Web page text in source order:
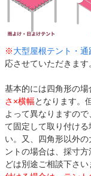
※大型屋根テント・
応させていただきます
基本的には四角形の
さ×横幅となります。
よって異なりますの
て固定して取り付け
い。又、四角形以外
ントの場合は、採寸
どは別途ご相談下さ